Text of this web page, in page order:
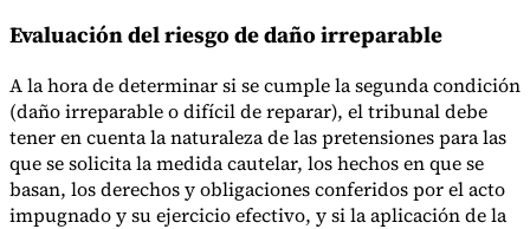
Evaluación del riesgo de daño irreparable
A la hora de determinar si se cumple la segunda condición
(daño irreparable o difícil de reparar), el tribunal debe
tener en cuenta la naturaleza de las pretensiones para las
que se solicita la medida cautelar, los hechos en que se
basan, los derechos y obligaciones conferidos por el acto
impugnado y su ejercicio efectivo, y si la aplicación de la